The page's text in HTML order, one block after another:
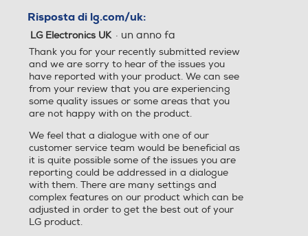
Profondità-mm
359
Peso-Kg
34
Informazioni sulla sicurezza del prodotto
Clicca qui
Emozioni per le tue orecchie
Immergiti in un audio surround virtuale a
9.1.2 canali che sembra provenire
tutt'intorno a te.
*Immagini sullo schermo simulate.
**Questa funzione deve essere attivata dal
menu audio.
***La resa sonora può variare in base
all'ambiente in cui è posizionato il TV.
Come day or night, Brightness Control detects
the light in your space and balances the picture
accordingly for crisp and clear visuals.
Interfaccia RGB Interfaccia RGB
Numero connessioni ottich
1
Numero connessioni ottich
e
Interfaccia AV Interfaccia AV
Uscita cuffie
Risposta di lg.com/uk:
LG Electronics UK · un anno fa
Thank you for your recently submitted review
and we are sorry to hear of the issues you
have reported with your product. We can see
from your review that you are experiencing
some quality issues or some areas that you
are not happy with on the product.
We feel that a dialogue with one of our
customer service team would be beneficial as
it is quite possible some of the issues you are
reporting could be addressed in a dialogue
with them. There are many settings and
complex features on our product which can be
adjusted in order to get the best out of your
LG product.